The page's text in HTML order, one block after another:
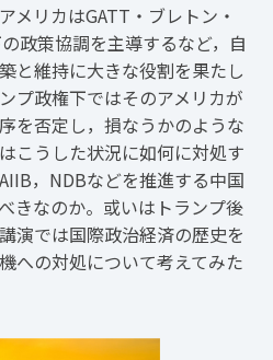
メリカはGATT・ブレトン・
政策協調を主導するなど，自
と維持に大きな役割を果たし
プ政権下ではそのアメリカが
を否定し，損なうかのような
こうした状況に如何に対処す
，NDBなどを推進する中国
きなのか。或いはトランプ後
演では国際政治経済の歴史を
への対処について考えてみた